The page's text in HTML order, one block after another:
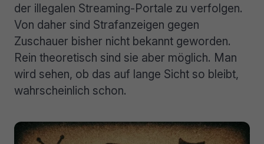
der illegalen Streaming-Portale zu verfolgen.
Von daher sind Strafanzeigen gegen
Zuschauer bisher nicht bekannt geworden.
Rein theoretisch sind sie aber möglich. Man
wird sehen, ob das auf lange Sicht so bleibt,
wahrscheinlich schon.